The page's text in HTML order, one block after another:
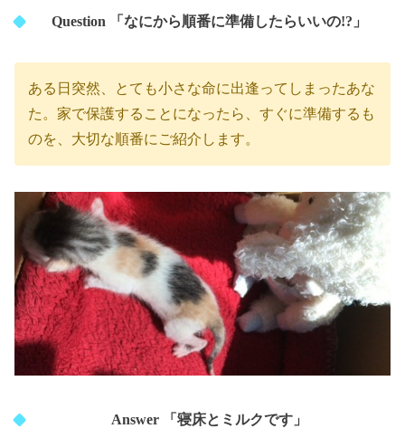
Question 「なにから順番に準備したらいいの!?」
ある日突然、とても小さな命に出逢ってしまったあな
た。家で保護することになったら、すぐに準備するも
のを、大切な順番にご紹介します。
Answer 「寝床とミルクです」